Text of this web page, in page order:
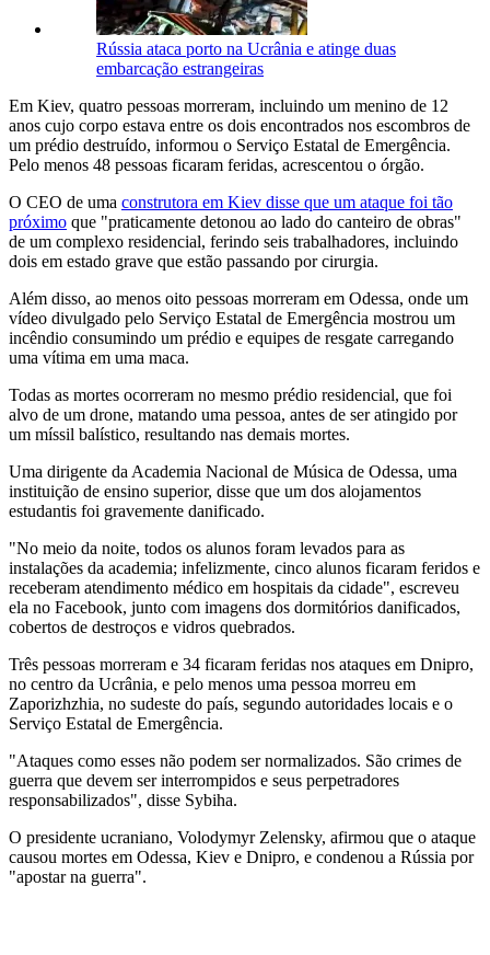
Rússia ataca porto na Ucrânia e atinge duas
embarcação estrangeiras
Em Kiev, quatro pessoas morreram, incluindo um menino de 12
anos cujo corpo estava entre os dois encontrados nos escombros de
um prédio destruído, informou o Serviço Estatal de Emergência.
Pelo menos 48 pessoas ficaram feridas, acrescentou o órgão.
O CEO de uma construtora em Kiev disse que um ataque foi tão
próximo que "praticamente detonou ao lado do canteiro de obras"
de um complexo residencial, ferindo seis trabalhadores, incluindo
dois em estado grave que estão passando por cirurgia.
Além disso, ao menos oito pessoas morreram em Odessa, onde um
vídeo divulgado pelo Serviço Estatal de Emergência mostrou um
incêndio consumindo um prédio e equipes de resgate carregando
uma vítima em uma maca.
Todas as mortes ocorreram no mesmo prédio residencial, que foi
alvo de um drone, matando uma pessoa, antes de ser atingido por
um míssil balístico, resultando nas demais mortes.
Uma dirigente da Academia Nacional de Música de Odessa, uma
instituição de ensino superior, disse que um dos alojamentos
estudantis foi gravemente danificado.
"No meio da noite, todos os alunos foram levados para as
instalações da academia; infelizmente, cinco alunos ficaram feridos e
receberam atendimento médico em hospitais da cidade", escreveu
ela no Facebook, junto com imagens dos dormitórios danificados,
cobertos de destroços e vidros quebrados.
Três pessoas morreram e 34 ficaram feridas nos ataques em Dnipro,
no centro da Ucrânia, e pelo menos uma pessoa morreu em
Zaporizhzhia, no sudeste do país, segundo autoridades locais e o
Serviço Estatal de Emergência.
"Ataques como esses não podem ser normalizados. São crimes de
guerra que devem ser interrompidos e seus perpetradores
responsabilizados", disse Sybiha.
O presidente ucraniano, Volodymyr Zelensky, afirmou que o ataque
causou mortes em Odessa, Kiev e Dnipro, e condenou a Rússia por
"apostar na guerra".